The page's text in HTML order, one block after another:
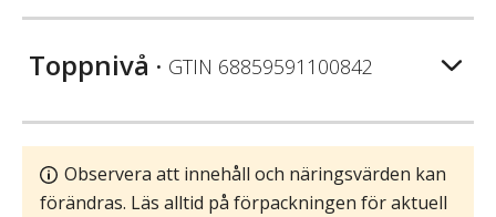
Toppnivå • GTIN 68859591100842
Observera att innehåll och näringsvärden kan
förändras. Läs alltid på förpackningen för aktuell